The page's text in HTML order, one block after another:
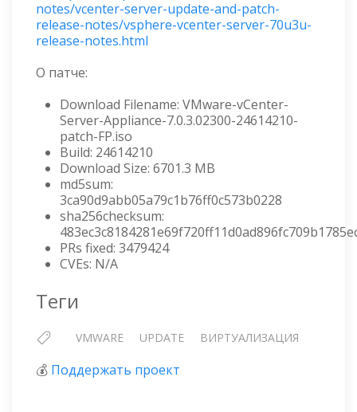
notes/vcenter-server-update-and-patch-
release-notes/vsphere-vcenter-server-70u3u-
release-notes.html
О патче:
Download Filename: VMware-vCenter-
Server-Appliance-7.0.3.02300-24614210-
patch-FP.iso
Build: 24614210
Download Size: 6701.3 MB
md5sum:
3ca90d9abb05a79c1b76ff0c573b0228
sha256checksum:
PRs fixed: 3479424
CVEs: N/A
Теги
VMWARE UPDATE ВИРТУАЛИЗАЦИЯ
💰 Поддержать проект